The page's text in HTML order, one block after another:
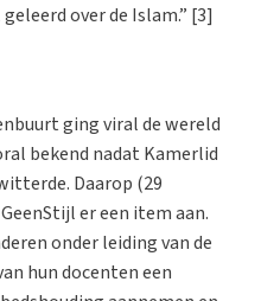
over de Islam.” [3]
ging viral de wereld
bekend nadat Kamerlid
Daarop (29
er een item aan.
onder leiding van de
hun docenten een